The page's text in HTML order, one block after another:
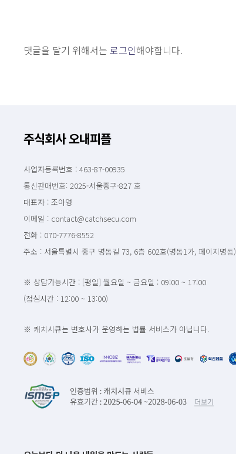
댓글을 달기 위해서는 로그인해야합니다.
주식회사 오내피플
사업자등록번호 : 463-87-00935
통신판매번호: 2025-서울중구-827 호
대표자 : 조아영
이메일 : contact@catchsecu.com
전화 : 070-7776-8552
주소 : 서울특별시 중구 명동길 73, 6층 602호(명동1가, 페이지명동)
※ 상담가능시간 : [평일] 월요일 ~ 금요일 : 09:00 ~ 17:00
(점심시간 : 12:00 ~ 13:00)
※ 캐치시큐는 변호사가 운영하는 법률 서비스가 아닙니다.